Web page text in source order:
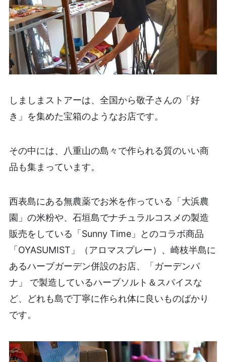
しましまストアーは、全国から敬子さんの「好
き」を集めた宝箱のようなお店です。
その中には、八重山の島々で作られる質のいい商
品も集まっています。
西表島にある無農薬でお米を作っている「大浜農
園」の米粉や、石垣島でナチュラルコスメの製造
販売をしている「Sunny Time」とのコラボ商品
「OYASUMIST」（アロマスプレー）、崎枝半島に
あるハーブガーデン併設のお店、「ガーデンパ
ナ」 で製造しているハーブソルト＆スパイスな
ど、どれも島で丁寧に作られ体に良いものばかり
です。